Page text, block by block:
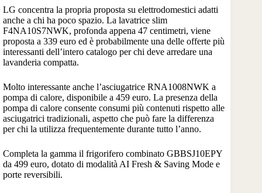
LG concentra la propria proposta su elettrodomestici adatti
anche a chi ha poco spazio. La lavatrice slim
F4NA10S7NWK, profonda appena 47 centimetri, viene
proposta a 339 euro ed è probabilmente una delle offerte più
interessanti dell’intero catalogo per chi deve arredare una
lavanderia compatta.
Molto interessante anche l’asciugatrice RNA1008NWK a
pompa di calore, disponibile a 459 euro. La presenza della
pompa di calore consente consumi più contenuti rispetto alle
asciugatrici tradizionali, aspetto che può fare la differenza
per chi la utilizza frequentemente durante tutto l’anno.
Completa la gamma il frigorifero combinato GBBSJ10EPY
da 499 euro, dotato di modalità AI Fresh & Saving Mode e
porte reversibili.